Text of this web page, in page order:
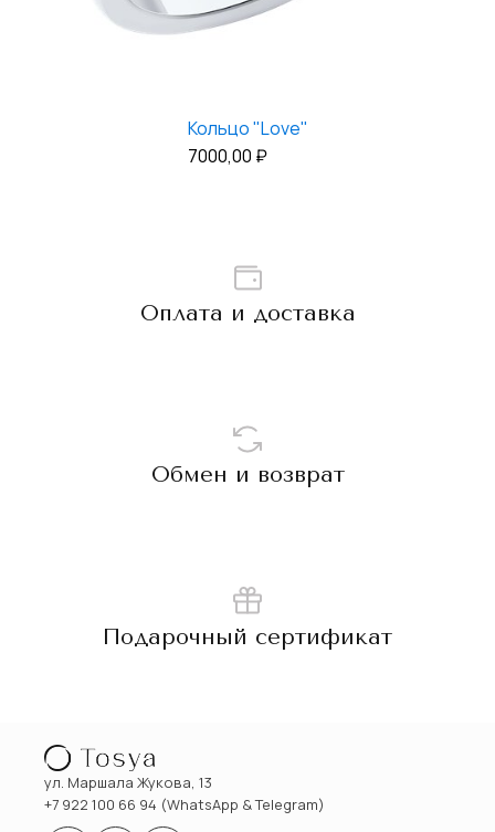
Кольцо "Love"
7000,00 ₽
Оплата и доставка
Обмен и возврат
Подарочный сертификат
ул. Маршала Жукова, 13
+7 922 100 66 94 (WhatsApp & Telegram)